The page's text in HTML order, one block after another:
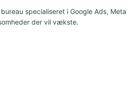
specialiseret i Google Ads, Meta
der vil vækste.